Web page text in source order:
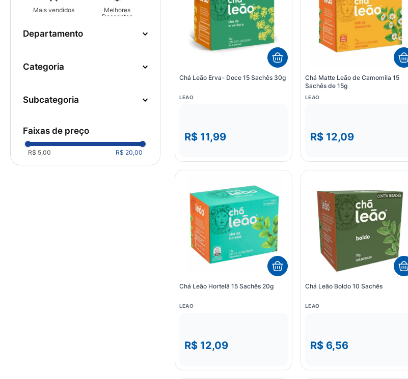
Mais vendidos
Melhores
Descontos
departamento
categoria
subcategoria
Bebida Pronta
faixas de preço
R$ 5,00 R$ 20,00
Chá Leão Erva- Doce 15 Sachês 30g
LEAO
R$ 11,99
Chá Matte Leão de Camomila 15
Sachês de 15g
LEAO
R$ 12,09
Chá Leão Hortelã 15 Sachês 20g
LEAO
R$ 12,09
Chá Leão Boldo 10 Sachês
LEAO
R$ 6,56
lenço umedecido